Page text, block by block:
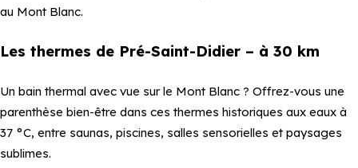
au Mont Blanc.
Les thermes de Pré-Saint-Didier – à 30 km
Un bain thermal avec vue sur le Mont Blanc ? Offrez-vous une
parenthèse bien-être dans ces thermes historiques aux eaux à
37 °C, entre saunas, piscines, salles sensorielles et paysages
sublimes.